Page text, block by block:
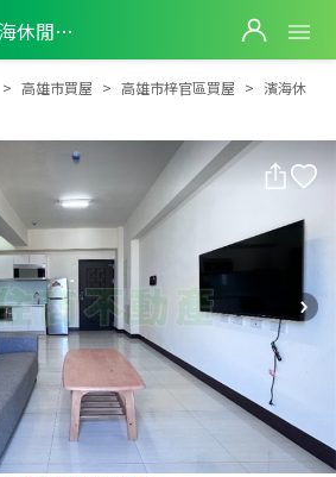
濱海休閒家海景大二房
濱海休閒家海景大二房
高雄市買屋 高雄市梓官區買屋
濱海休